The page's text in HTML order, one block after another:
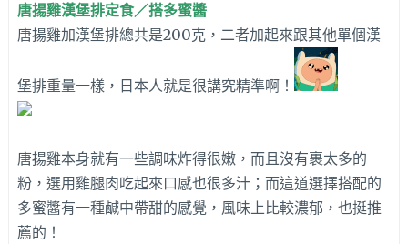
唐揚雞漢堡排定食／搭多蜜醬
唐揚雞加漢堡排總共是200克，二者加起來跟其他單個漢
堡排重量一樣，日本人就是很講究精準啊！
唐揚雞本身就有一些調味炸得很嫩，而且沒有裹太多的
粉，選用雞腿肉吃起來口感也很多汁；而這道選擇搭配的
多蜜醬有一種鹹中帶甜的感覺，風味上比較濃郁，也挺推
薦的！